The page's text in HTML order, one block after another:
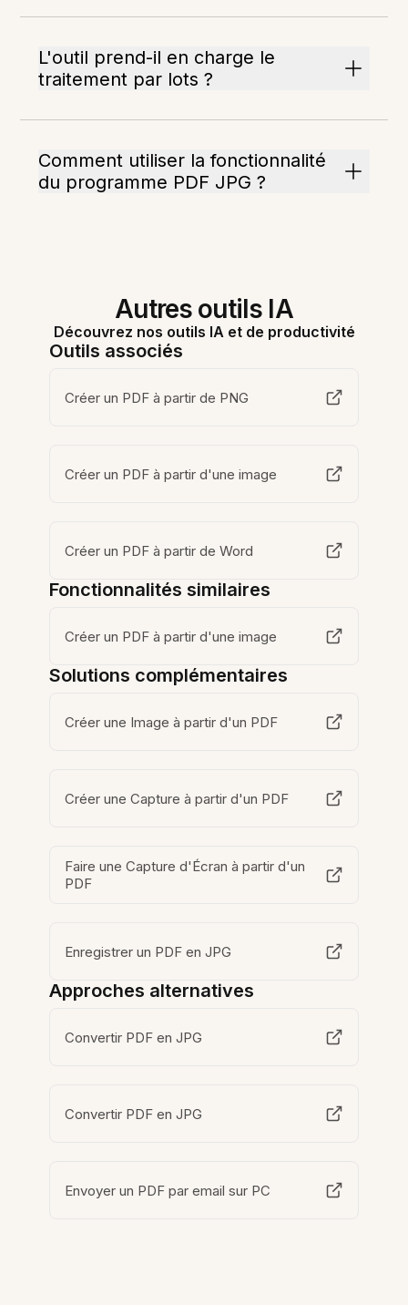
L'outil prend-il en charge le
traitement par lots ?
Comment utiliser la fonctionnalité
du programme PDF JPG ?
Autres outils IA
Découvrez nos outils IA et de productivité
Outils associés
Créer un PDF à partir de PNG
Créer un PDF à partir d'une image
Créer un PDF à partir de Word
Fonctionnalités similaires
Créer un PDF à partir d'une image
Solutions complémentaires
Créer une Image à partir d'un PDF
Créer une Capture à partir d'un PDF
Faire une Capture d'Écran à partir d'un
PDF
Enregistrer un PDF en JPG
Approches alternatives
Convertir PDF en JPG
Convertir PDF en JPG
Envoyer un PDF par email sur PC